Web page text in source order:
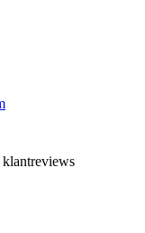
klantreviews